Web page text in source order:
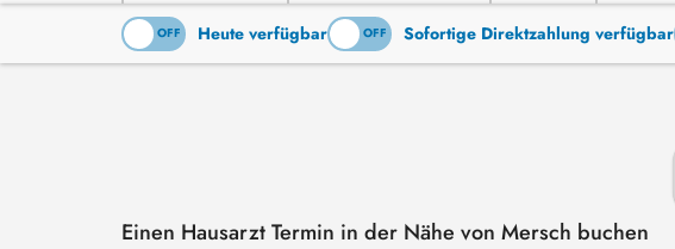
OFF Heute verfügbar
ON OFF Sofortige Direktzahlung verfügbar
ON
Einen Hausarzt Termin in der Nähe von Mersch buchen